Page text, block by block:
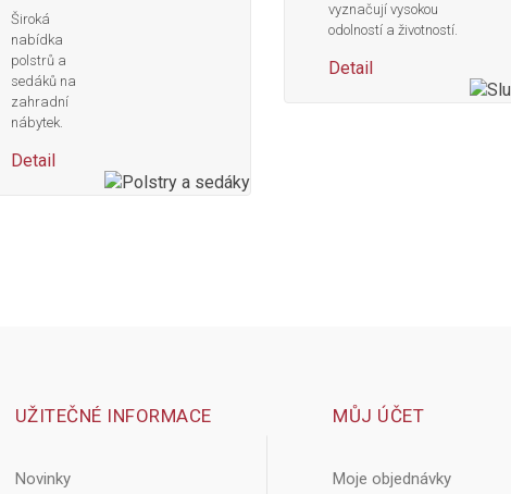
Široká
nabídka
polstrů a
sedáků na
zahradní
nábytek.
Detail
vyznačují vysokou
odolností a životností.
Detail
UŽITEČNÉ INFORMACE
Novinky
MŮJ ÚČET
Moje objednávky